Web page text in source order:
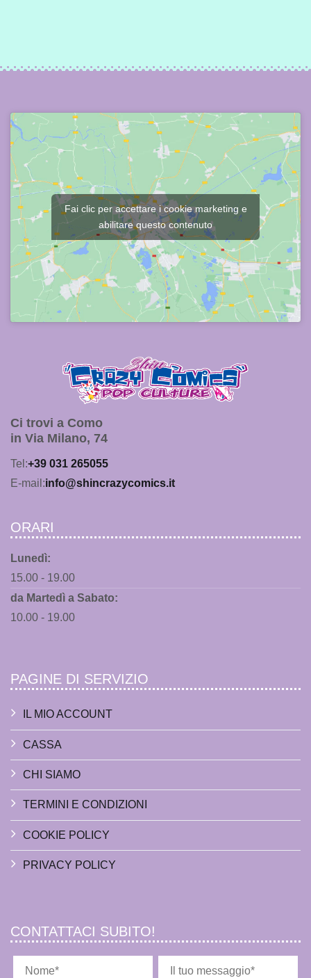
Fai clic per accettare i cookie marketing e
abilitare questo contenuto
Ci trovi a Como
in Via Milano, 74
Tel:+39 031 265055
E-mail:info@shincrazycomics.it
ORARI
Lunedì:
15.00 - 19.00
da Martedì a Sabato:
10.00 - 19.00
PAGINE DI SERVIZIO
IL MIO ACCOUNT
CASSA
CHI SIAMO
TERMINI E CONDIZIONI
COOKIE POLICY
PRIVACY POLICY
CONTATTACI SUBITO!